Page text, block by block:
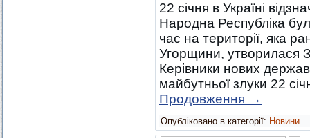
22 січня в Україні
Народна Республіка
час на території, яка
Угорщини, утворилася
Керівники нових
майбутньої злуки 22
Продовження →
Опубліковано в категорії: Новини